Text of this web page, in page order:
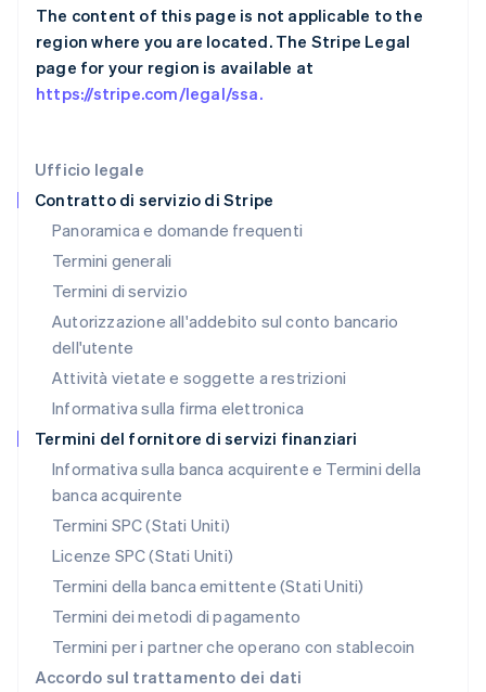
Ufficio legale
Contratto di servizio di Stripe
Panoramica e domande frequenti
Termini generali
Termini di servizio
Autorizzazione all'addebito sul conto bancario
dell'utente
Attività vietate e soggette a restrizioni
Informativa sulla firma elettronica
Termini del fornitore di servizi finanziari
Informativa sulla banca acquirente e Termini della
banca acquirente
Termini SPC (Stati Uniti)
Licenze SPC (Stati Uniti)
Termini della banca emittente (Stati Uniti)
Termini dei metodi di pagamento
Termini per i partner che operano con stablecoin
Accordo sul trattamento dei dati
The content of this page is not applicable to the
region where you are located. The Stripe Legal
page for your region is available at
https://stripe.com/legal/ssa.
Irlanda
English
ItalianoEnglish
Lettonia
Deutsch English
Lituania
English
Lussemburgo
FrançaisDeutschEnglish
Malaysia
English 简体中文
Malta
English
Messico
Español English
Norvegia
English
English
Paesi Bassi
NederlandsEnglish
English
Portogallo
RAS di Hong Kong, Cina
English 简体中文
Regno Unito